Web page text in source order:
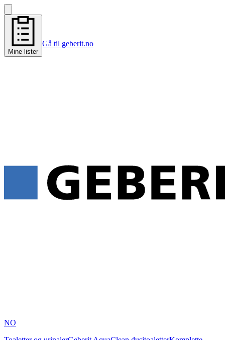
Mine lister
Gå til geberit.no
NO